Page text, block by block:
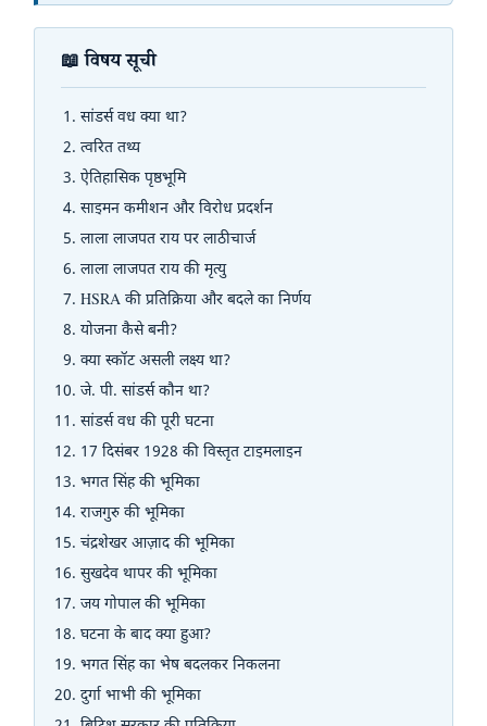
📖 विषय सूची
सांडर्स वध क्या था?
त्वरित तथ्य
ऐतिहासिक पृष्ठभूमि
साइमन कमीशन और विरोध प्रदर्शन
लाला लाजपत राय पर लाठीचार्ज
लाला लाजपत राय की मृत्यु
HSRA की प्रतिक्रिया और बदले का निर्णय
योजना कैसे बनी?
क्या स्कॉट असली लक्ष्य था?
जे. पी. सांडर्स कौन था?
सांडर्स वध की पूरी घटना
17 दिसंबर 1928 की विस्तृत टाइमलाइन
भगत सिंह की भूमिका
राजगुरु की भूमिका
चंद्रशेखर आज़ाद की भूमिका
सुखदेव थापर की भूमिका
जय गोपाल की भूमिका
घटना के बाद क्या हुआ?
भगत सिंह का भेष बदलकर निकलना
दुर्गा भाभी की भूमिका